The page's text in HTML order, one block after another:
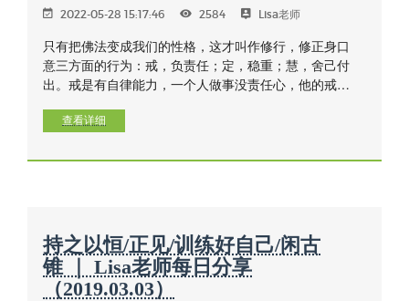
2022-05-28 15:17:46 2584 Lisa老师
只有把佛法变成我们的性格，这才叫作修行，修正身口
意三方面的行为：戒，负责任；定，稳重；慧，舍己付
出。戒是有自律能力，一个人做事没责任心，他的戒一
禅定，工作时专心，身心不离，时刻念住己身，喜不喜
是定的培养。慧不是指耳聪目明，头脑灵敏，舌灿莲
掉对身心乐受的执着，舍到终极，那就是无我，也就是
阿罗汉的境界，正！
查看详细
持之以恒/正见/训练好自己/闲古
锥 ｜ Lisa老师每日分享
（2019.03.03）